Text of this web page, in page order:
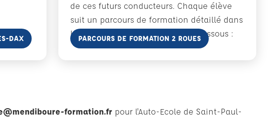
DAX
de ces futurs conducteurs. Chaque élève
suit un parcours de formation détaillé dans
le document téléchargeable ci-dessous :
En savoir plus
PARCOURS DE FORMATION 2 ROUES
formation.fr pour l'Auto-Ecole de Saint-Paul-